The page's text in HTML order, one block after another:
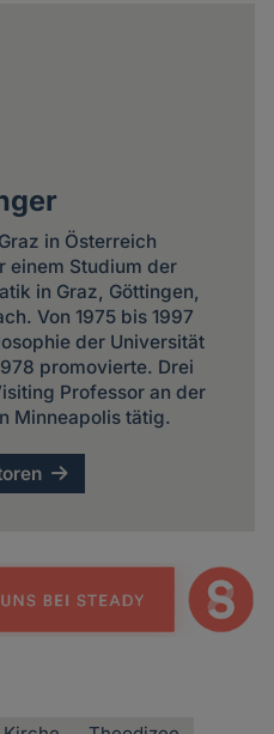
in Österreich
einem Studium der
in Graz, Göttingen,
Von 1975 bis 1997
der Universität
promovierte. Drei
Professor an der
Minneapolis tätig.